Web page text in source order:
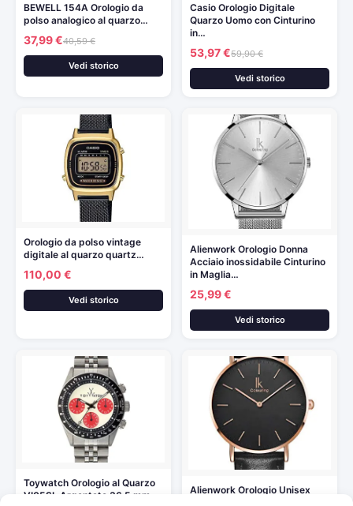
BEWELL 154A Orologio da
polso analogico al quarzo…
37,99 €40,59 €
Vedi storico
Casio Orologio Digitale
Quarzo Uomo con Cinturino
in…
53,97 €59,90 €
Vedi storico
Orologio da polso vintage
digitale al quarzo quartz…
110,00 €
Vedi storico
Alienwork Orologio Donna
Acciaio inossidabile Cinturino
in Maglia…
25,99 €
Vedi storico
Toywatch Orologio al Quarzo
VI05SL Argentato 36.5 mm
Alienwork Orologio Unisex